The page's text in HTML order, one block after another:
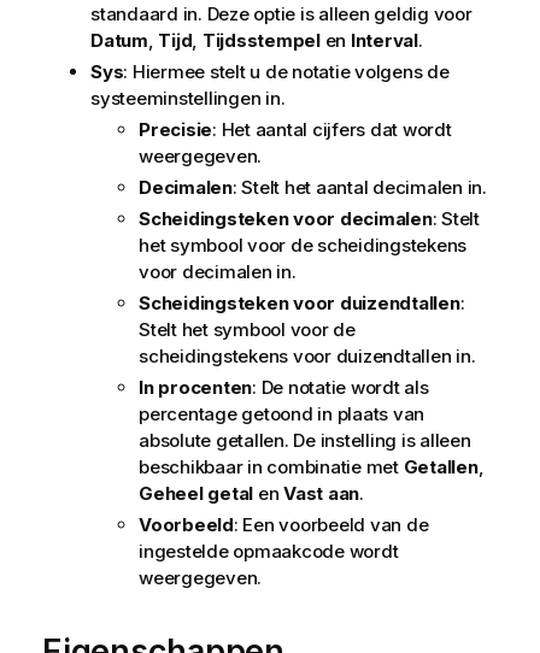
standaard in. Deze optie is alleen geldig voor
Datum, Tijd, Tijdsstempelen Interval.
Sys: Hiermee stelt u de notatie volgens de
systeeminstellingen in.
Precisie: Het aantal cijfers dat wordt
weergegeven.
Decimalen: Stelt het aantal decimalen in.
Scheidingsteken voor decimalen: Stelt
het symbool voor de scheidingstekens
voor decimalen in.
Scheidingsteken voor duizendtallen:
Stelt het symbool voor de
scheidingstekens voor duizendtallen in.
In procenten: De notatie wordt als
percentage getoond in plaats van
absolute getallen. De instelling is alleen
beschikbaar in combinatie met Getallen,
Geheel getal en Vast aan.
Voorbeeld: Een voorbeeld van de
ingestelde opmaakcode wordt
weergegeven.